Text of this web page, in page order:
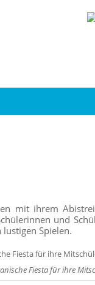
mit ihrem
und
Spielen.
Fiesta für ihre